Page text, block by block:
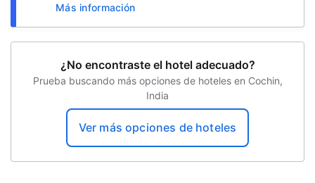
ruedas
Vista al jardín
Camino sin escaleras a la entrada
Internet
Periódico gratuito
Más información
¿No encontraste el hotel adecuado?
Prueba buscando más opciones de hoteles en Cochin,
India
Ver más opciones de hoteles